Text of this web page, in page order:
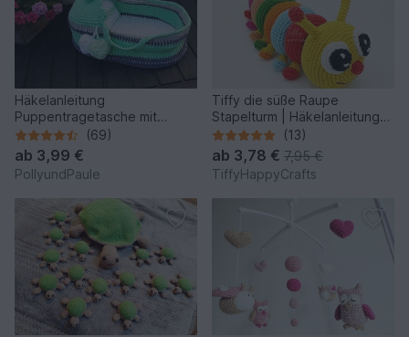
Häkelanleitung
Puppentragetasche mit
Babydecke & Kissen
(69)
ab 3,99 €
PollyundPaule
Tiffy die süße Raupe
Stapelturm | Häkelanleitung
PDF
(13)
ab 3,78 € 7,95 €
TiffyHappyCrafts